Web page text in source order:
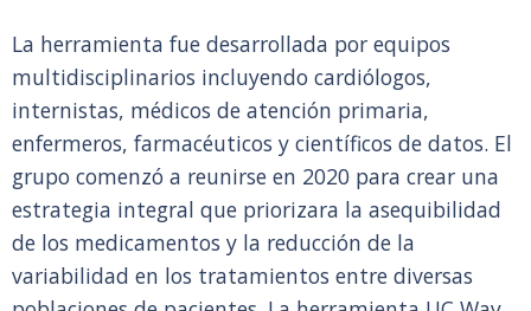
La herramienta fue desarrollada por equipos
multidisciplinarios incluyendo cardiólogos,
internistas, médicos de atención primaria,
enfermeros, farmacéuticos y científicos de datos. El
grupo comenzó a reunirse en 2020 para crear una
estrategia integral que priorizara la asequibilidad
de los medicamentos y la reducción de la
variabilidad en los tratamientos entre diversas